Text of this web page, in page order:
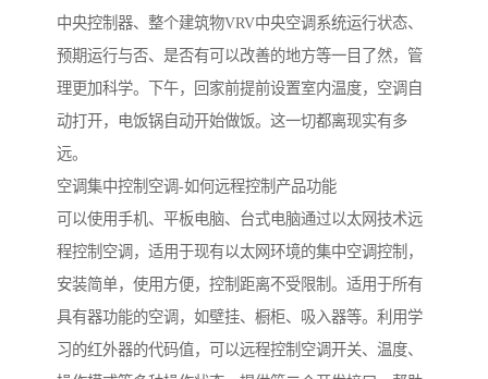
中央控制器、整个建筑物VRV中央空调系统运行状态、
预期运行与否、是否有可以改善的地方等一目了然，管
理更加科学。下午，回家前提前设置室内温度，空调自
动打开，电饭锅自动开始做饭。这一切都离现实有多
远。
空调集中控制空调-如何远程控制产品功能
可以使用手机、平板电脑、台式电脑通过以太网技术远
程控制空调，适用于现有以太网环境的集中空调控制，
安装简单，使用方便，控制距离不受限制。适用于所有
具有器功能的空调，如壁挂、橱柜、吸入器等。利用学
习的红外器的代码值，可以远程控制空调开关、温度、